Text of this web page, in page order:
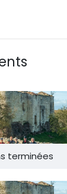
terminées